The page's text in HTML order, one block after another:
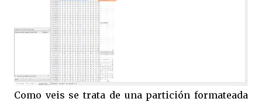
Como veis se trata de una partición formateada